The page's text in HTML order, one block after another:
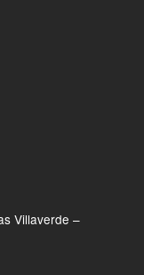
Villaverde –